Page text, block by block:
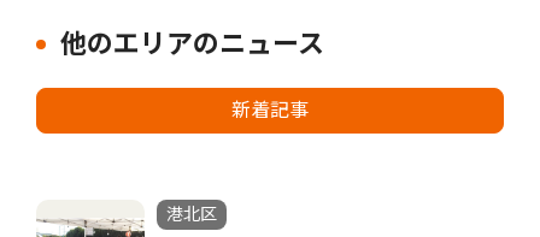
他のエリアのニュース
新着記事
港北区